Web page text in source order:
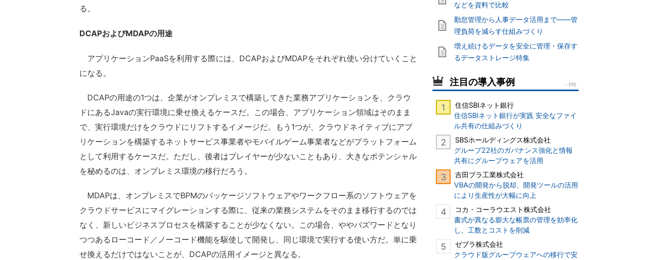
る。
DCAPおよびMDAPの用途
アプリケーションPaaSを利用する際には、DCAPおよびMDAPをそれぞれ使い分けていくこと
になる。
DCAPの用途の1つは、企業がオンプレミスで構築してきた業務アプリケーションを、クラウ
ドにあるJavaの実行環境に乗せ換えるケースだ。この場合、アプリケーション領域はそのまま
で、実行環境だけをクラウドにリフトするイメージだ。もう1つが、クラウドネイティブにアプ
リケーションを構築するネットサービス事業者やモバイルゲーム事業者などがプラットフォーム
として利用するケースだ。ただし、後者はプレイヤーが少ないこともあり、大きなポテンシャル
を秘めるのは、オンプレミス環境の移行だろう。
MDAPは、オンプレミスでBPMのパッケージソフトウェアやワークフロー系のソフトウェアを
クラウドサービスにマイグレーションする際に、従来の業務システムをそのまま移行するのでは
なく、新しいビジネスプロセスを構築することが少なくない。この場合、ややバズワードとなり
つつあるローコード／ノーコード機能を駆使して開発し、同じ環境で実行する使い方だ。単に乗
せ換えるだけではないことが、DCAPの活用イメージと異なる。
などを資料で比較
勤怠管理から人事データ活用まで――管
理負荷を減らす仕組みづくり
増え続けるデータを安全に管理・保存す
るデータストレージ特集